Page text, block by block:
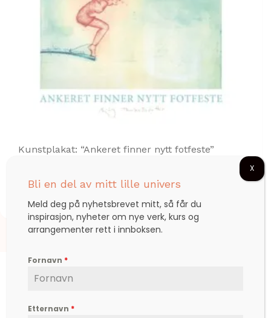
Kunstplakat: “Ankeret finner nytt fotfeste”
Bli en del av mitt lille univers
Meld deg på nyhetsbrevet mitt, så får du
inspirasjon, nyheter om nye verk, kurs og
arrangementer rett i innboksen.
Fornavn *
Etternavn *
X